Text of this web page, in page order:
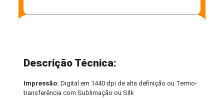
Descrição Técnica:
Impressão: Digital em 1440 dpi de alta definição ou Termo-
transferência com Sublimação ou SIlk